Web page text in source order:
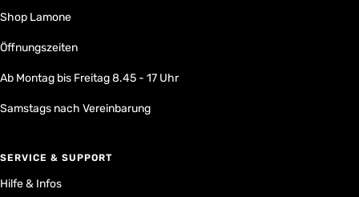
Shop Lamone
Öffnungszeiten
Ab Montag bis Freitag 8.45 - 17 Uhr
Samstags nach Vereinbarung
SERVICE & SUPPORT
Hilfe & Infos